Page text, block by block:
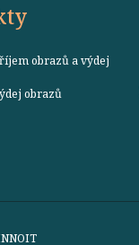
obrazů a výdej
obrazů